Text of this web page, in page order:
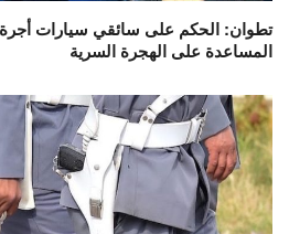
تطوان: الحكم على سائقي سيارات
المساعدة على الهجرة السرية